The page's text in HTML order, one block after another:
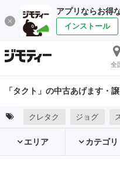
アプリならお得
インストール
全
「タクト」の中古あげます・
クレタク ジョグ
エリア カテゴリ